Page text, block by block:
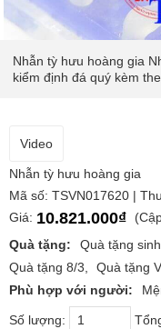
Nhẫn tỳ hưu hoàng gia
kiểm định đá quý kèm
Video
Nhẫn tỳ hưu hoàng gia
Mã số: TSVN017620 |
Giá: 10.821.000₫
Quà tặng:
Quà tặng
Quà tặng 8/3
Quà tặng
Phù hợp với người:
Số lượng: